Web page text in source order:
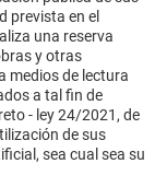
prevista en el
una reserva
y otras
medios de lectura
a tal fin de
- ley 24/2021, de
de sus
sea cual sea su